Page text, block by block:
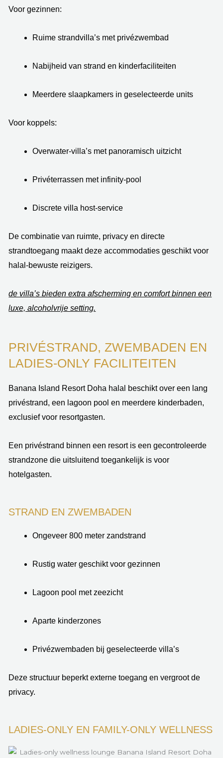
Voor gezinnen:
Ruime strandvilla’s met privézwembad
Nabijheid van strand en kinderfaciliteiten
Meerdere slaapkamers in geselecteerde units
Voor koppels:
Overwater-villa’s met panoramisch uitzicht
Privéterrassen met infinity-pool
Discrete villa host-service
De combinatie van ruimte, privacy en directe
strandtoegang maakt deze accommodaties geschikt voor
halal-bewuste reizigers.
de villa’s bieden extra afscherming en comfort binnen een
luxe, alcoholvrije setting.
PRIVÉSTRAND, ZWEMBADEN EN
LADIES-ONLY FACILITEITEN
Banana Island Resort Doha halal beschikt over een lang
privéstrand, een lagoon pool en meerdere kinderbaden,
exclusief voor resortgasten.
Een privéstrand binnen een resort is een gecontroleerde
strandzone die uitsluitend toegankelijk is voor
hotelgasten.
STRAND EN ZWEMBADEN
Ongeveer 800 meter zandstrand
Rustig water geschikt voor gezinnen
Lagoon pool met zeezicht
Aparte kinderzones
Privézwembaden bij geselecteerde villa’s
Deze structuur beperkt externe toegang en vergroot de
privacy.
LADIES-ONLY EN FAMILY-ONLY WELLNESS